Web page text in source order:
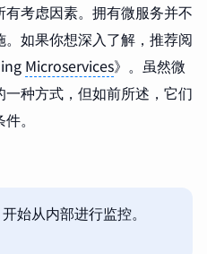
考虑因素。拥有微服务并不
如果你想深入了解，推荐阅
Microservices》。虽然微
种方式，但如前所述，它们
。
始从内部进行监控。